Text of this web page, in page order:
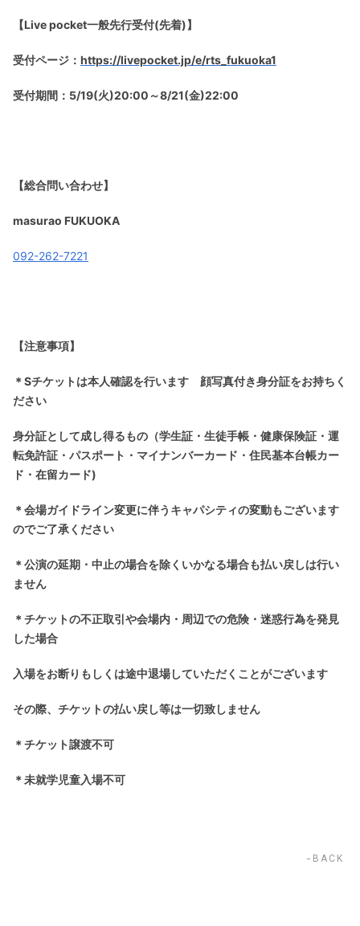
【Live pocket一般先行受付(先着)】
受付ページ： https://livepocket.jp/e/rts_fukuoka1
受付期間：5/19(火)20:00～8/21(金)22:00
【総合問い合わせ】
masurao FUKUOKA
092-262-7221
【注意事項】
＊Sチケットは本人確認を行います 顔写真付き身分証をお持ちく
ださい
身分証として成し得るもの（学生証・生徒手帳・健康保険証・運
転免許証・パスポート・マイナンバーカード・住民基本台帳カー
ド・在留カード)
＊会場ガイドライン変更に伴うキャパシティの変動もございます
のでご了承ください
＊公演の延期・中止の場合を除くいかなる場合も払い戻しは行い
ません
＊チケットの不正取引や会場内・周辺での危険・迷惑行為を発見
した場合
入場をお断りもしくは途中退場していただくことがございます
その際、チケットの払い戻し等は一切致しません
＊チケット譲渡不可
＊未就学児童入場不可
BACK